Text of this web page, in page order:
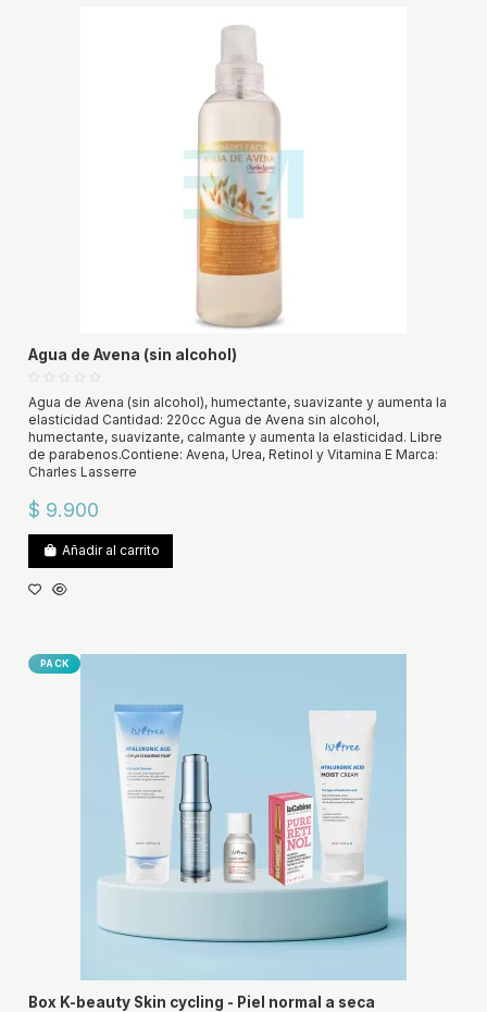
Agua de Avena (sin alcohol)
Agua de Avena (sin alcohol), humectante, suavizante y aumenta la
elasticidad Cantidad: 220cc Agua de Avena sin alcohol,
humectante, suavizante, calmante y aumenta la elasticidad. Libre
de parabenos.Contiene: Avena, Urea, Retinol y Vitamina E Marca:
Charles Lasserre
$ 9.900
Añadir al carrito
PACK
Box K-beauty Skin cycling - Piel normal a seca